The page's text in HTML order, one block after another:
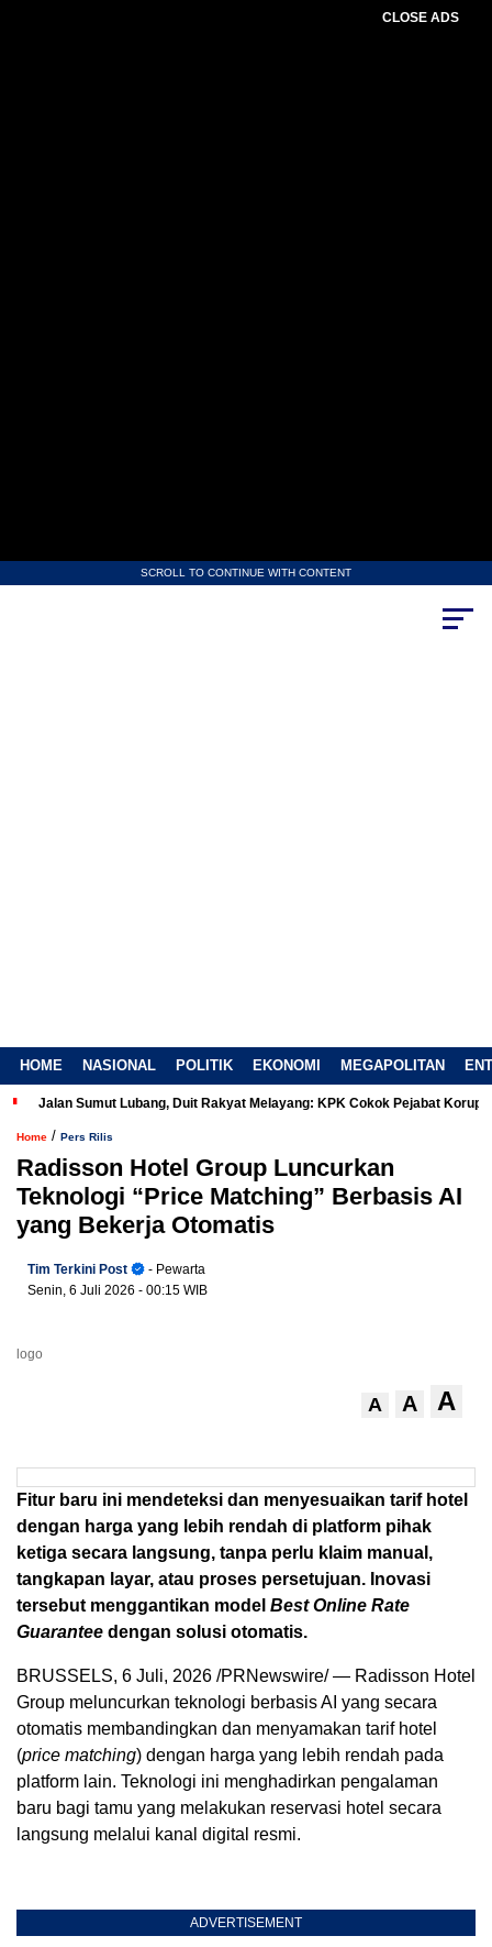
CLOSE ADS
SCROLL TO CONTINUE WITH CONTENT
HOME NASIONAL POLITIK EKONOMI MEGAPOLITAN
Jalan Sumut Lubang, Duit Rakyat Melayang: KPK Cokok Pejabat Korup
Home / Pers Rilis
Radisson Hotel Group Luncurkan
Teknologi “Price Matching” Berbasis AI
yang Bekerja Otomatis
Tim Terkini Post
- Pewarta
Senin, 6 Juli 2026 - 00:15 WIB
logo
A A A
Fitur baru ini mendeteksi dan menyesuaikan tarif hotel
dengan harga yang lebih rendah di platform pihak
ketiga secara langsung, tanpa perlu klaim manual,
tangkapan layar, atau proses persetujuan. Inovasi
tersebut menggantikan model Best Online Rate
Guarantee dengan solusi otomatis.
BRUSSELS, 6 Juli, 2026 /PRNewswire/ — Radisson Hotel
Group meluncurkan teknologi berbasis AI yang secara
otomatis membandingkan dan menyamakan tarif hotel
(price matching) dengan harga yang lebih rendah pada
platform lain. Teknologi ini menghadirkan pengalaman
baru bagi tamu yang melakukan reservasi hotel secara
langsung melalui kanal digital resmi.
ADVERTISEMENT